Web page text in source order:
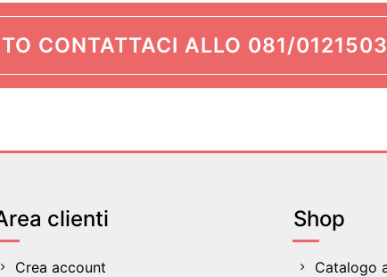
CONTATTACI ALLO 081/0121503
clienti
Crea account
Shop
Catalogo